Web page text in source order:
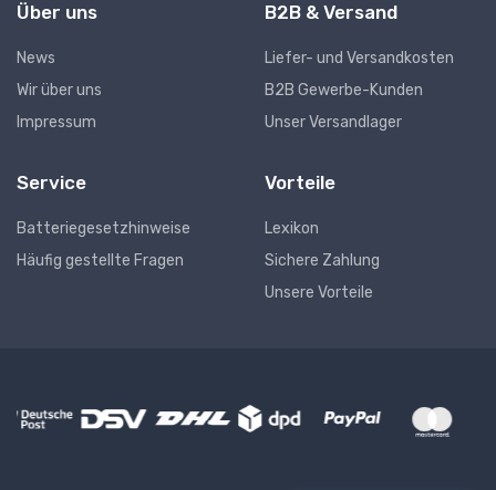
Über uns
News
Wir über uns
Impressum
B2B & Versand
Liefer- und Versandkosten
B2B Gewerbe-Kunden
Unser Versandlager
Service
Batteriegesetzhinweise
Häufig gestellte Fragen
Vorteile
Lexikon
Sichere Zahlung
Unsere Vorteile